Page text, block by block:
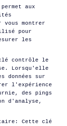
aux
montrer
pour
les
contrôle le
Lorsqu'elle
sur
l'expérience
des pings
d'analyse,
:
Cette clé